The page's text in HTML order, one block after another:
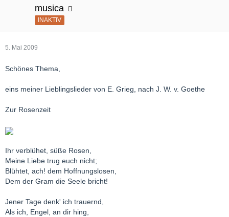
musica
INAKTIV
5. Mai 2009
Schönes Thema,
eins meiner Lieblingslieder von E. Grieg, nach J. W. v. Goethe
Zur Rosenzeit
Ihr verblühet, süße Rosen,
Meine Liebe trug euch nicht;
Blühtet, ach! dem Hoffnungslosen,
Dem der Gram die Seele bricht!
Jener Tage denk' ich trauernd,
Als ich, Engel, an dir hing,